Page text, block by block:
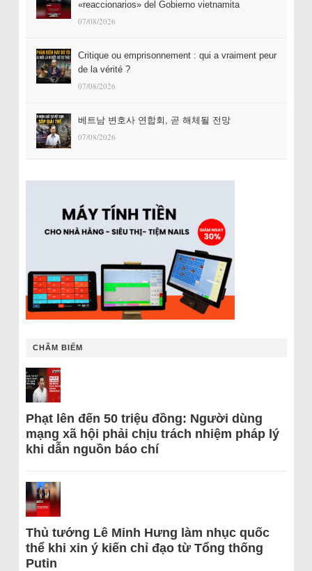
«reaccionarios» del Gobierno vietnamita
07/08/2026
Critique ou emprisonnement : qui a vraiment peur
de la vérité ?
07/08/2026
베트남 변호사 연합회, 곧 해체될 전망
07/08/2026
CHÂM BIẾM
Phạt lên đến 50 triệu đồng: Người dùng
mạng xã hội phải chịu trách nhiệm pháp lý
khi dẫn nguồn báo chí
Thủ tướng Lê Minh Hưng làm nhục quốc
thể khi xin ý kiến chỉ đạo từ Tổng thống
Putin